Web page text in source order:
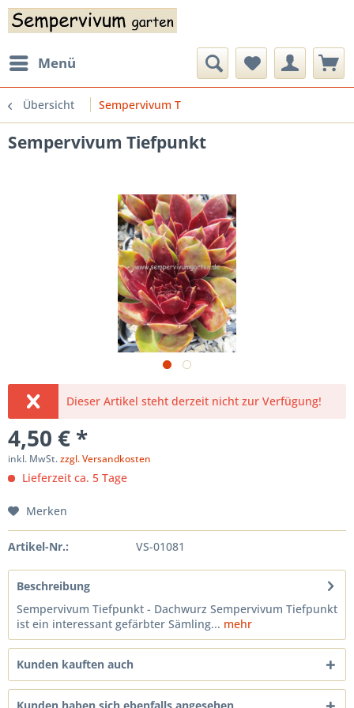
Menü
Übersicht Sempervivum T
Sempervivum Tiefpunkt
Dieser Artikel steht derzeit nicht zur Verfügung!
4,50 € *
inkl. MwSt.zzgl. Versandkosten
Lieferzeit ca. 5 Tage
Merken
Artikel-Nr.: VS-01081
Beschreibung
Sempervivum Tiefpunkt - Dachwurz Sempervivum Tiefpunkt
ist ein interessant gefärbter Sämling... mehr
Kunden kauften auch